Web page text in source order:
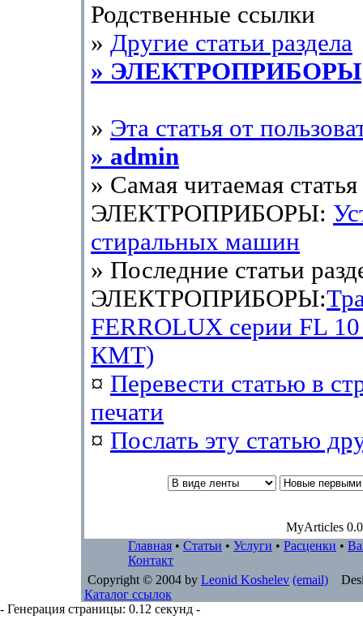
Родственные ссылки
» Другие статьи раздела
» ЭЛЕКТРОПРИБОРЫ
» Эта статья от
» admin
» Самая читаемая статья
ЭЛЕКТРОПРИБОРЫ:
стиральных машин
» Последние статьи
ЭЛЕКТРОПРИБОРЫ:
FERROLUX серии FL
КМТ)
¤ Перевести статью в
печати
¤ Послать эту cтатью
MyArticles
Главная • Статьи • Услуги • Расценки •
Контакт
Copyright © 2004 by Leonid Koshelev (email)
Каталог ссылок
- Генерация страницы: 0.12 секунд -